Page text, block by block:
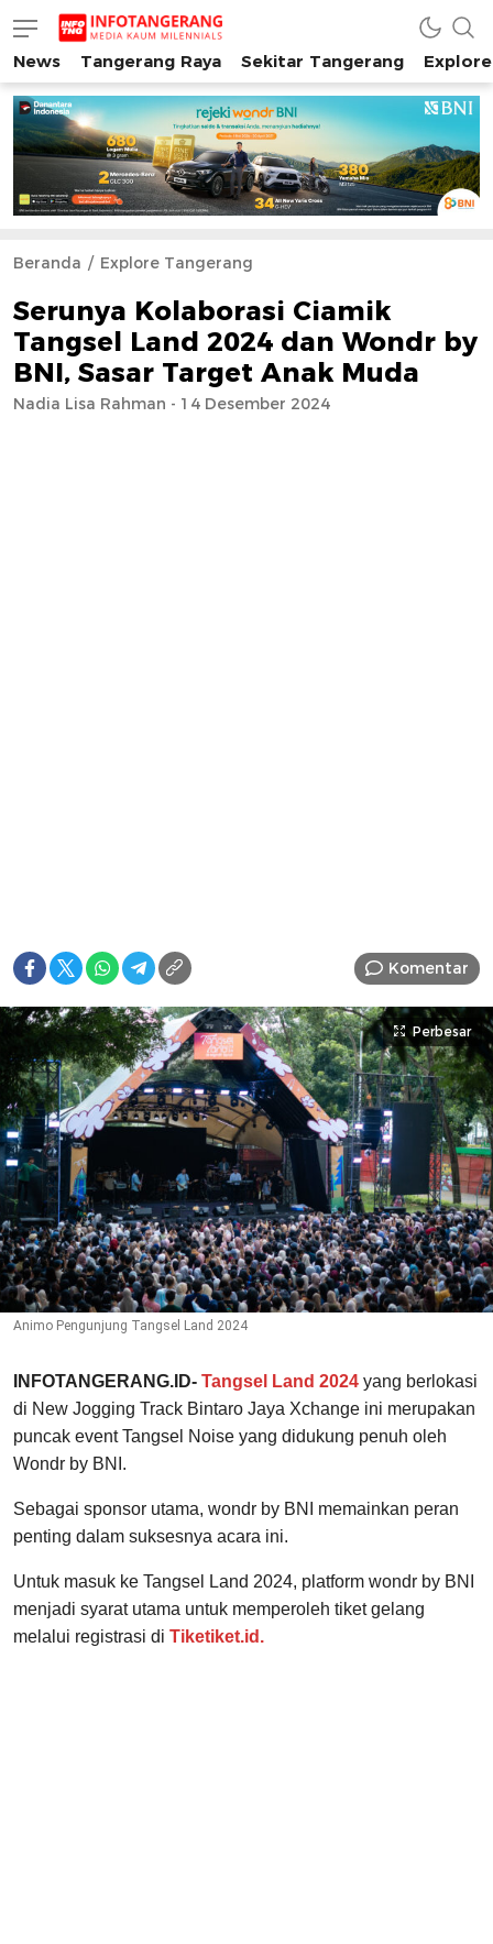
INFO TANGERANG
Media Kaum Millenials Tangerang Raya
News Tangerang Raya Sekitar Tangerang
Beranda Explore Tangerang
Serunya Kolaborasi Ciamik
Tangsel Land 2024 dan Wondr by
BNI, Sasar Target Anak Muda
Nadia Lisa Rahman - 14 Desember 2024
Komentar
Perbesar
Animo Pengunjung Tangsel Land 2024
INFOTANGERANG.ID- Tangsel Land 2024 yang berlokasi
di New Jogging Track Bintaro Jaya Xchange ini merupakan
puncak event Tangsel Noise yang didukung penuh oleh
Wondr by BNI.
Sebagai sponsor utama, wondr by BNI memainkan peran
penting dalam suksesnya acara ini.
Untuk masuk ke Tangsel Land 2024, platform wondr by BNI
menjadi syarat utama untuk memperoleh tiket gelang
melalui registrasi di Tiketiket.id.